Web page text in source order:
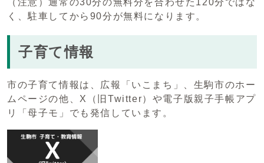
（注意）通常の30分の無料分を合わせた120分ではな
く、駐車してから90分が無料になります。
子育て情報
市の子育て情報は、広報「いこまち」、生駒市のホー
ムページの他、X（旧Twitter）や電子版親子手帳アプ
リ「母子モ」でも発信しています。